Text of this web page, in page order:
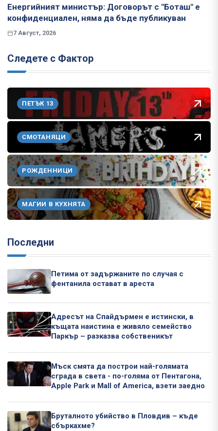
Енергийният министър: Договорът с "Боташ" е
конфиденциален, няма да бъде публикуван
7 Август, 2026
Следете с Фактор
ПЕТЪК 13
СМОТАНЯЦИ
РОЖДЕННИЦИ
МАГИИ В КУХНЯТА
Последни
Петима от задържаните по случая с
фентанила остават в ареста
Адресът на Спайдърмен е истински, в
къщата наистина е живяло семейство
Паркър – разказва собственикът
Мъск смята да построи най-голямата
сграда в света - по-голяма от Пентагона,
Apple Park и Mall of America, взети заедно
Бруталното убийство в Пловдив – къде
сбъркахме?